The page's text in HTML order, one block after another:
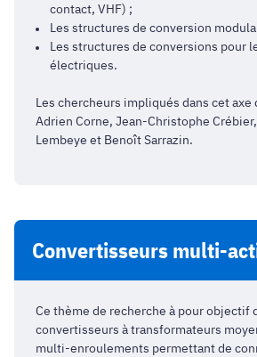
contact, VHF) ;
Les structures de conversion
Les structures de conversions pour
électriques.
Les chercheurs impliqués dans cet
Adrien Corne, Jean-Christophe
Lembeye et Benoît Sarrazin.
Convertisseurs multi-
Ce thème de recherche à pour objectif
convertisseurs à transformateurs
multi-enroulements permettant de